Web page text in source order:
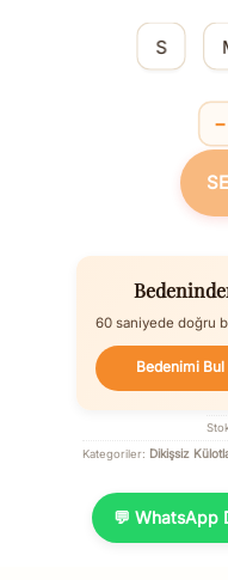
S
−
60 saniyede doğru
Bedenimi Bul
Kategoriler: Dikişsiz
💬 WhatsApp